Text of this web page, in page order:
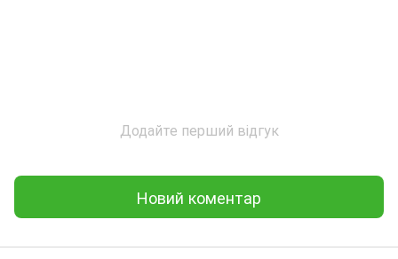
Додайте перший відгук
Новий коментар